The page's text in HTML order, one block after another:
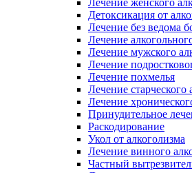
Лечение женского
Детоксикация от
Лечение без ведома
Лечение
Лечение мужского
Лечение
Лечение похмелья
Лечение старческого
Лечение
Принудительное
Раскодирование
Укол от алкоголизма
Лечение винного
Частный